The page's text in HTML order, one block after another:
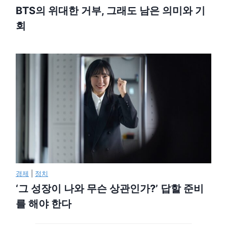
BTS의 위대한 거부, 그래도 남은 의미와 기
회
경제 정치
‘그 성장이 나와 무슨 상관인가?’ 답할 준비
를 해야 한다